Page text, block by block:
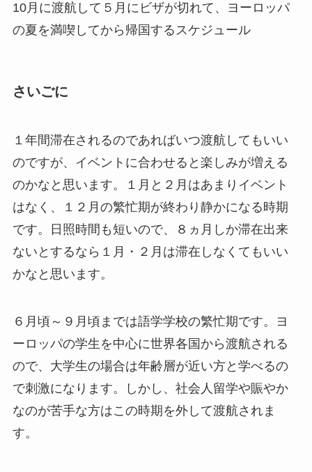
10月に渡航して５月にビザが切れて、ヨーロッパ
の夏を満喫してから帰国するスケジュール
さいごに
１年間滞在されるのであればいつ渡航してもいい
のですが、イベントに合わせると楽しみが増える
のかなと思います。１月と２月はあまりイベント
はなく、１２月の繁忙期が終わり静かになる時期
です。日照時間も短いので、８ヵ月しか滞在出来
ないとするなら１月・２月は滞在しなくてもいい
かなと思います。
６月頃～９月頃までは語学学校の繁忙期です。ヨ
ーロッパの学生を中心に世界各国から渡航される
ので、大学生の場合は年齢層が近い方と学べるの
で刺激になります。しかし、社会人留学や賑やか
なのが苦手な方はこの時期を外して渡航されま
す。